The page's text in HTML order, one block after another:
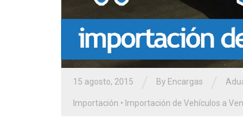
15 agosto, 2015 By Encargas
Importación • Importación de Vehículos a